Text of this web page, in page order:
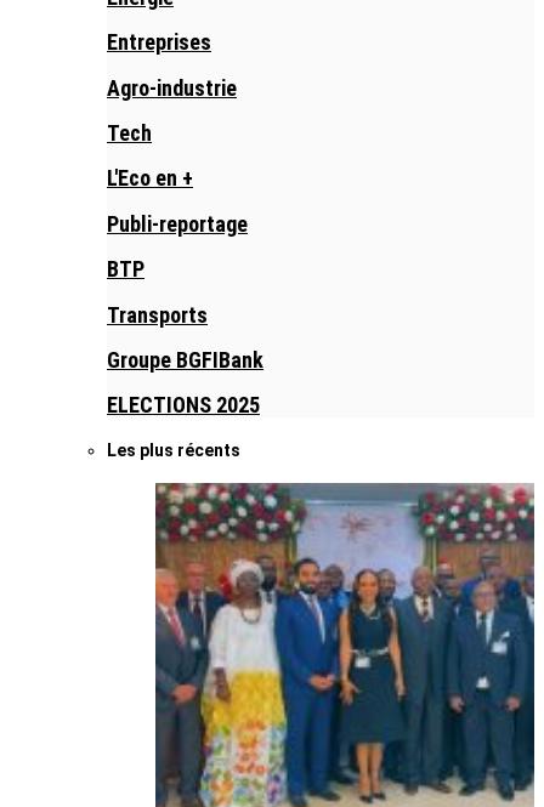
Entreprises
Agro-industrie
Tech
L'Eco en +
Publi-reportage
BTP
Transports
Groupe BGFIBank
ELECTIONS 2025
Les plus récents